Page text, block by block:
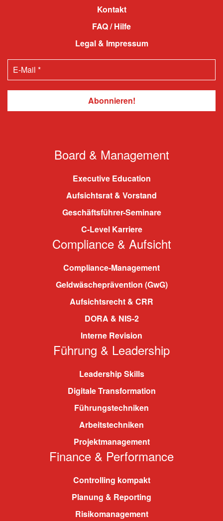
Kontakt
FAQ / Hilfe
Legal & Impressum
Board & Management
Executive Education
Aufsichtsrat & Vorstand
Geschäftsführer-Seminare
C-Level Karriere
Compliance & Aufsicht
Compliance-Management
Geldwäscheprävention (GwG)
Aufsichtsrecht & CRR
DORA & NIS-2
Interne Revision
Führung & Leadership
Leadership Skills
Digitale Transformation
Führungstechniken
Arbeitstechniken
Projektmanagement
Finance & Performance
Controlling kompakt
Planung & Reporting
Risikomanagement